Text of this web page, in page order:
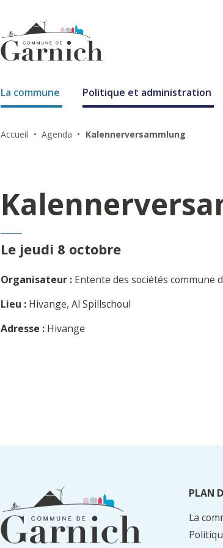
La commune Politique et administration
Accueil Agenda Kalennerversammlung
Le jeudi 8 octobre
Organisateur : Entente des sociétés commune
Lieu : Hivange, Al Spillschoul
Adresse : Hivange
PLAN
La